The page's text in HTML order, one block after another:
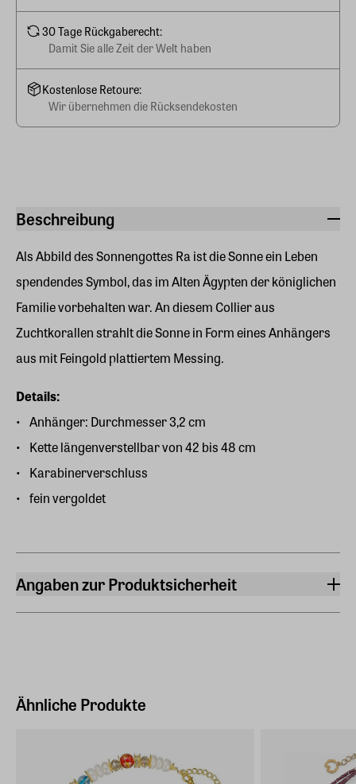
Beschreibung
Als Abbild des Sonnengottes Ra ist die Sonne ein Leben
spendendes Symbol, das im Alten Ägypten der königlichen
Familie vorbehalten war. An diesem Collier aus
Zuchtkorallen strahlt die Sonne in Form eines Anhängers
aus mit Feingold plattiertem Messing.
Details:
Anhänger: Durchmesser 3,2 cm
Kette längenverstellbar von 42 bis 48 cm
Karabinerverschluss
fein vergoldet
Angaben zur Produktsicherheit
Deutschland (EU)
30 Tage Rückgaberecht:
Damit Sie alle Zeit der Welt haben
Kostenlose Retoure:
Wir übernehmen die Rücksendekosten
Ähnliche Produkte